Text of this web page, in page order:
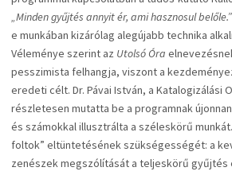
„Minden gyűjtés annyit ér, ami hasznosul belőle.”
e munkában kizárólag alegújabb technika
Véleménye szerint az Utolsó Óra
pesszimista felhangja, viszont a
eredeti célt. Dr. Pávai István, a Katalogizálási
részletesen mutatta be a programnak
és számokkal illusztrálta a széleskörű
foltok” eltüntetésének szükségességét: a
zenészek megszólítását a teljeskörű gyűjtés